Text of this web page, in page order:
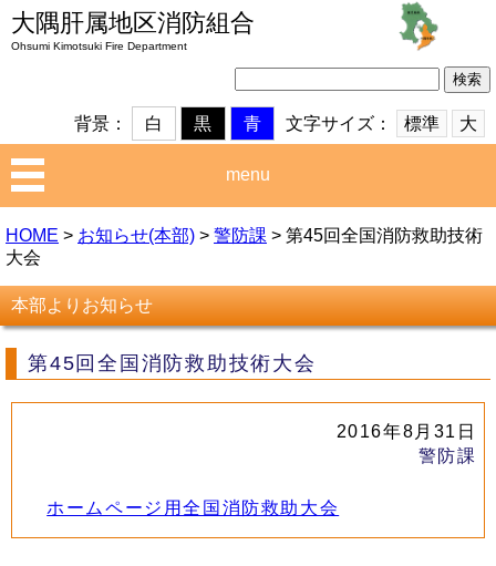
大隅肝属地区消防組合
Ohsumi Kimotsuki Fire Department
検
索:
文字サイズ：
標準 大
背景： 白 黒 青
menu
HOME > お知らせ(本部) > 警防課 > 第45回全国消防救助技術
大会
本部よりお知らせ
第45回全国消防救助技術大会
2016年8月31日
警防課
ホームページ用全国消防救助大会